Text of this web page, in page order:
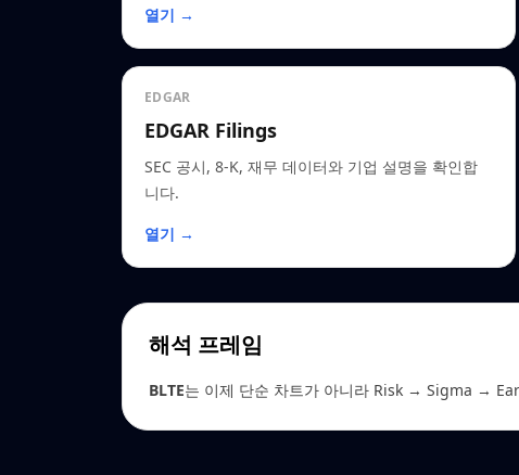
열기 →
EDGAR
EDGAR Filings
SEC 공시, 8-K, 재무 데이터와 기업 설명을 확인합
니다.
열기 →
해석 프레임
BLTE는 이제 단순 차트가 아니라 Risk → Sigma →